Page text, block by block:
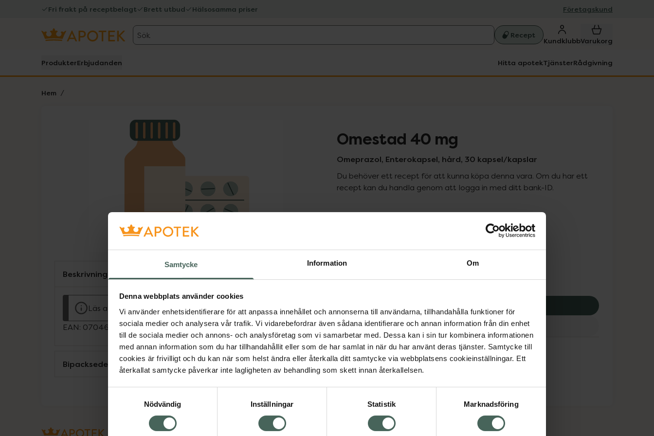
Samtycke Information Om
Denna webbplats använder cookies
Vi använder enhetsidentifierare för att anpassa innehållet och annonserna till användarna, tillhandahålla funktioner för
sociala medier och analysera vår trafik. Vi vidarebefordrar även sådana identifierare och annan information från din enhet
till de sociala medier och annons- och analysföretag som vi samarbetar med. Dessa kan i sin tur kombinera informationen
med annan information som du har tillhandahållit eller som de har samlat in när du har använt deras tjänster. Samtycke till
cookies är frivilligt och du kan när som helst ändra eller återkalla ditt samtycke via webbplatsens cookieinställningar. Ett
återkallat samtycke påverkar inte lagligheten av behandling som skett innan återkallelsen.
Nödvändig
Inställningar Statistik Marknadsföring
Fri frakt på receptbelagt Brett utbud Hälsosamma priser Företagskund
Sök Recept
KundklubbVarukorg
ProdukterErbjudanden Hitta apotekTjänsterRådgivning
Hem
Lista: . Innehåller 1 objekt. Omestad 40 mg
Omeprazol, Enterokapsel, hård, 30 kapsel/kapslar
Du behöver ett recept för att kunna köpa denna vara. Om du har ett
recept kan du handla genom att logga in med ditt bank-ID.
Pris med recept
Högkostnadsskyddet gäller inte
74,26 kr
I apotek:74,26 kr
Köp via ditt recept
Aktuella erbjudanden
Beskrivning
Läs alltid bipacksedeln innan användning.
EAN: 07046264691755
Bipacksedel från FASS Visa
Om recept och läkemedel